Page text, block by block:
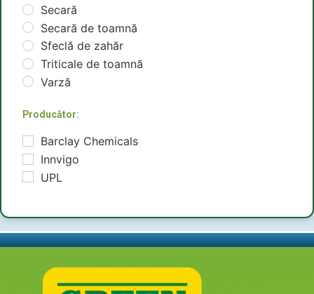
Secară
Secară de toamnă
Sfeclă de zahăr
Triticale de toamnă
Varză
Producător:
Barclay Chemicals
Innvigo
UPL